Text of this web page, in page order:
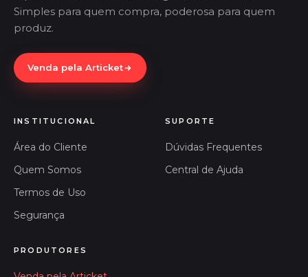
Simples para quem compra, poderosa para quem
produz.
Venda pela Articket
INSTITUCIONAL
Área do Cliente
Quem Somos
Termos de Uso
Segurança
SUPORTE
Dúvidas Frequentes
Central de Ajuda
PRODUTORES